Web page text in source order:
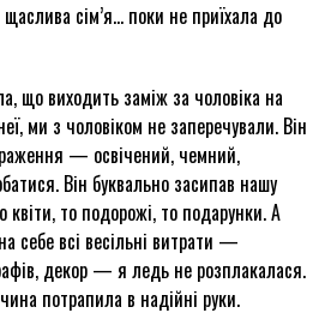
сім’я… поки не приїхала до
що виходить заміж за чоловіка на
ми з чоловіком не заперечували. Він
— освічений, чемний,
Він буквально засипав нашу
квіти, то подорожі, то подарунки. А
себе всі весільні витрати —
декор — я ледь не розплакалася.
потрапила в надійні руки.